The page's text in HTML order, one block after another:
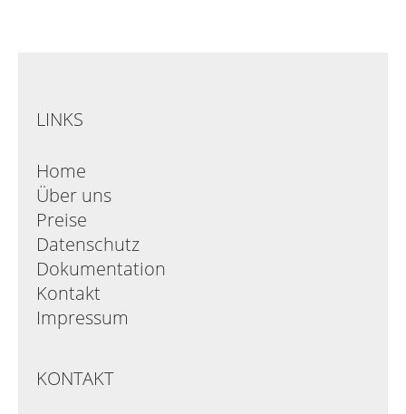
LINKS
Home
Über uns
Preise
Datenschutz
Dokumentation
Kontakt
Impressum
KONTAKT